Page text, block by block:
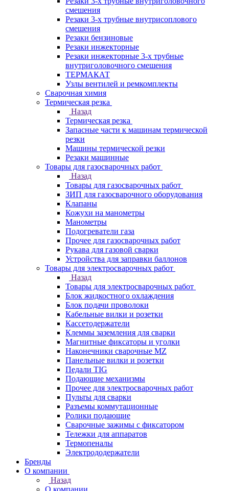
смешения
Резаки 3-х трубные внутрисоплового
смешения
Резаки бензиновые
Резаки инжекторные
Резаки инжекторные 3-х трубные
внутриголовочного смешения
ТЕРМАКАТ
Узлы вентилей и ремкомплекты
Сварочная химия
Термическая резка
Назад
Термическая резка
Запасные части к машинам термической
резки
Машины термической резки
Резаки машинные
Товары для газосварочных работ
Назад
Товары для газосварочных работ
ЗИП для газосварочного оборудования
Клапаны
Кожухи на манометры
Манометры
Подогреватели газа
Прочее для газосварочных работ
Рукава для газовой сварки
Устройства для заправки баллонов
Товары для электросварочных работ
Назад
Товары для электросварочных работ
Блок жидкостного охлаждения
Блок подачи проволоки
Кабельные вилки и розетки
Кассетодержатели
Клеммы заземления для сварки
Магнитные фиксаторы и уголки
Наконечники сварочные MZ
Панельные вилки и розетки
Педали TIG
Подающие механизмы
Прочее для электросварочных работ
Пульты для сварки
Разъемы коммутационные
Ролики подающие
Сварочные зажимы с фиксатором
Тележки для аппаратов
Термопеналы
Электрододержатели
Бренды
О компании
Назад
О компании